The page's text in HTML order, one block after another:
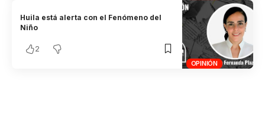
OPINIÓN
Huila está alerta con el Fenómeno del
Niño
2